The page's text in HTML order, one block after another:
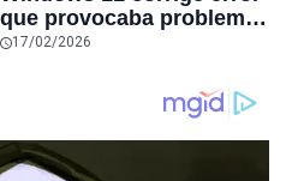
que provocaba problemas
al jugar en PC: los
producían desde 2023
17/02/2026